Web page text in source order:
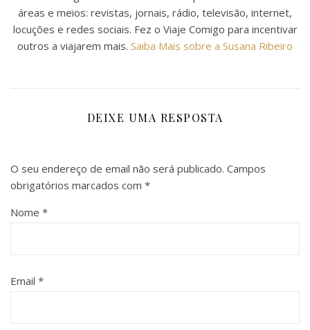
áreas e meios: revistas, jornais, rádio, televisão, internet,
locuções e redes sociais. Fez o Viaje Comigo para incentivar
outros a viajarem mais. Saiba Mais sobre a Susana Ribeiro
DEIXE UMA RESPOSTA
O seu endereço de email não será publicado. Campos
obrigatórios marcados com *
Nome *
Email *